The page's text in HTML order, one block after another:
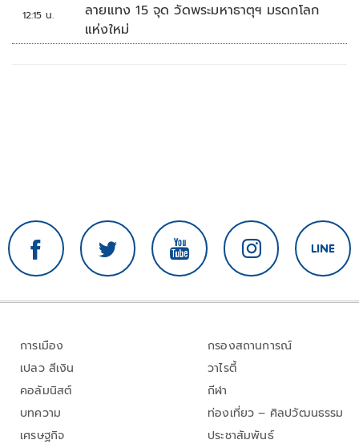
12:15 น.
ลายแทง 15 จุด วัดพระมหาธาตุฯ มรดกโลก
แห่งใหม่
การเมือง
เปลว สีเงิน
คอลัมนิสต์
บทความ
เศรษฐกิจ
กรองสถานการณ์
วาไรตี้
กีฬา
ท่องเที่ยว – ศิลปวัฒนธรรม
ประชาสัมพันธ์